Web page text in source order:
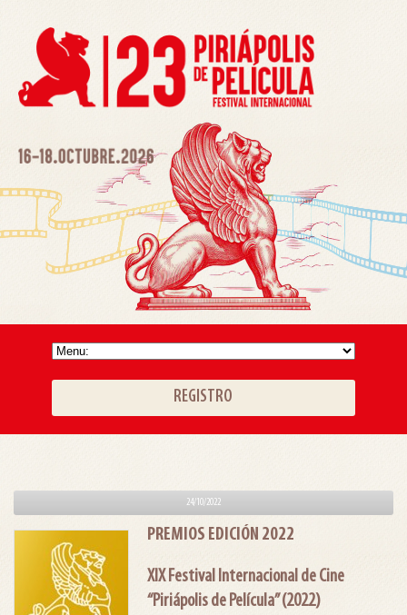
REGISTRO
24/10/2022
PREMIOS EDICIÓN 2022
XIX Festival Internacional de Cine
“Piriápolis de Película” (2022)